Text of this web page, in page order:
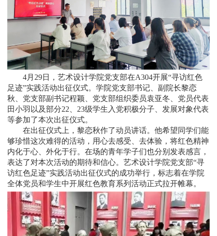
4月29日，艺术设计学院党支部在A304开展“寻访红色
足迹”实践活动出征仪式。学院党支部书记、副院长黎恋
秋、党支部副书记程颖、党支部组织委员袁亚冬、党员代表
田小羽以及部分22、23级学生入党积极分子、发展对象代表
等参加了本次出征仪式。
在出征仪式上，黎恋秋作了动员讲话。他希望同学们能
够珍惜这次难得的活动，用心去感受、去体验，将红色精神
内化于心、外化于行。在场的青年学子们也分别发表感言，
表达了对本次活动的期待和信心。艺术设计学院党支部“寻
访红色足迹”实践活动出征仪式的成功举行，标志着在学院
全体党员和学生中开展红色教育系列活动正式拉开帷幕。